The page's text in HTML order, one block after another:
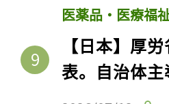
医薬品・医療福
【日本】厚
表。自治体